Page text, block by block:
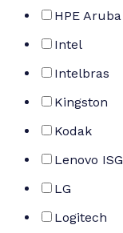
HPE Aruba
Intel
Intelbras
Kingston
Kodak
Lenovo ISG
LG
Logitech